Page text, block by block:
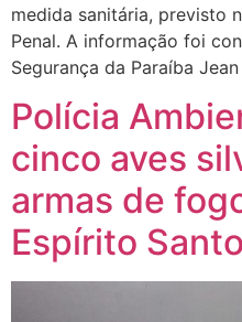
medida sanitária, previsto
Penal. A informação foi
Segurança da Paraíba
Polícia
cinco aves
armas de
Espírito